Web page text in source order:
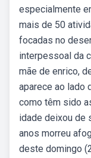
especialmente
mais de 50
focadas no
interpessoal da
mãe de enrico,
aparece ao lado
como têm sido
idade deixou de
anos morreu
deste domingo